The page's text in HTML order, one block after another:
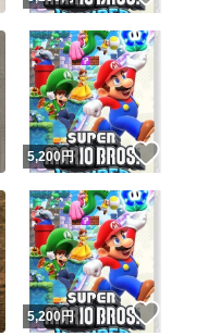
いいね！
5,200円
いいね！
5,200円